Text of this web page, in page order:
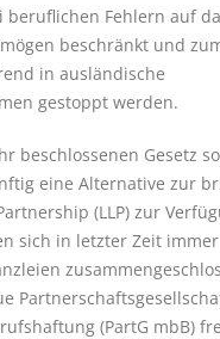
beruflichen Fehlern auf
beschränkt und
in ausländische
gestoppt werden.
beschlossenen Gesetz
eine Alternative zur
(LLP) zur
sich in letzter Zeit
(PartG mbB)